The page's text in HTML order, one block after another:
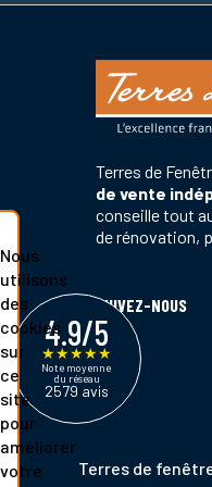
Terres de
de vente
conseille tout
de rénovation,
SUIVEZ-NOUS
Pied
Terres de
4.9/5
★★★★★
Note moyenne
du réseau
2579 avis
Nous
utilisons
des
cookies
sur
ce
site
pour
améliorer
votre